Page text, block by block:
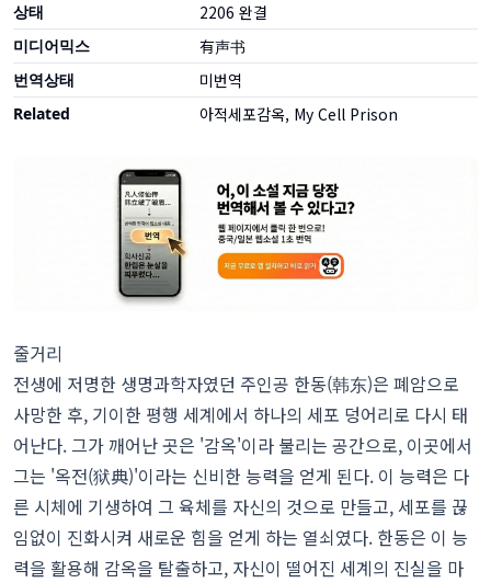
상태 2206 완결
미디어믹스 有声书
번역상태 미번역
Related 아적세포감옥, My Cell Prison
줄거리
전생에 저명한 생명과학자였던 주인공 한동(韩东)은 폐암으로
사망한 후, 기이한 평행 세계에서 하나의 세포 덩어리로 다시 태
어난다. 그가 깨어난 곳은 '감옥'이라 불리는 공간으로, 이곳에서
그는 '옥전(狱典)'이라는 신비한 능력을 얻게 된다. 이 능력은 다
른 시체에 기생하여 그 육체를 자신의 것으로 만들고, 세포를 끊
임없이 진화시켜 새로운 힘을 얻게 하는 열쇠였다. 한동은 이 능
력을 활용해 감옥을 탈출하고, 자신이 떨어진 세계의 진실을 마